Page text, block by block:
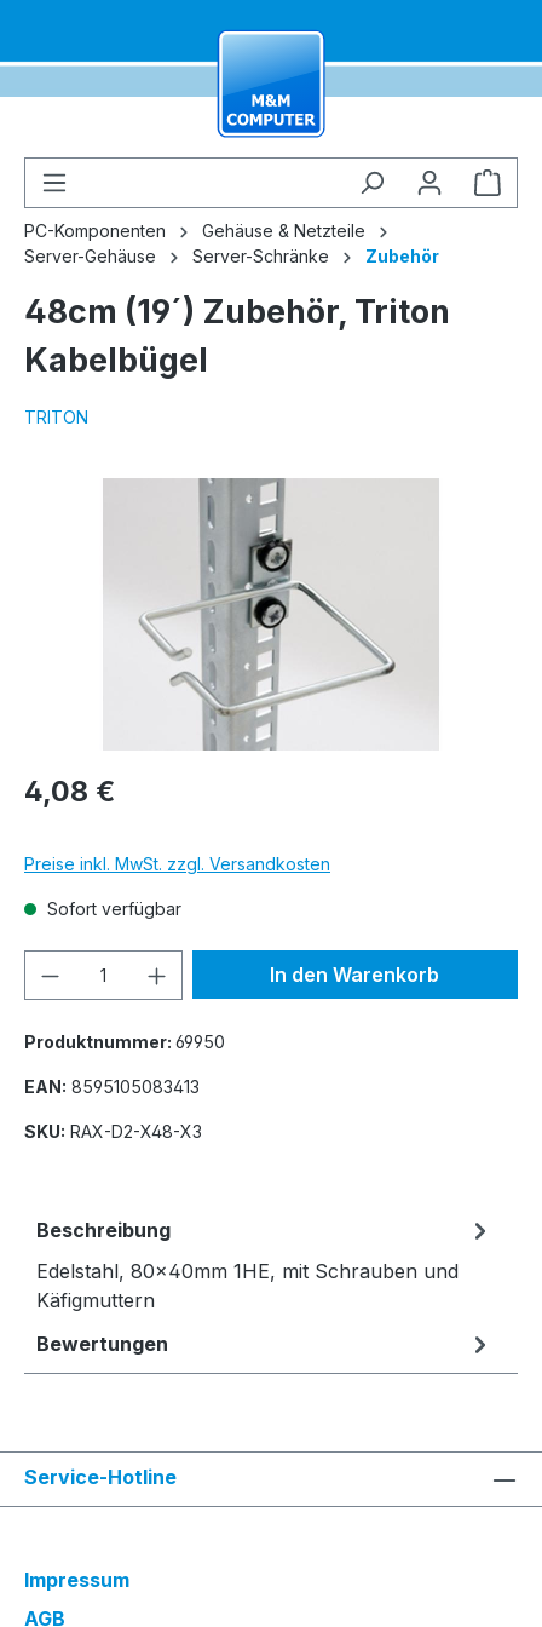
PC-Komponenten
Gehäuse & Netzteile
Server-Gehäuse
Server-Schränke Zubehör
48cm (19´) Zubehör, Triton
Kabelbügel
TRITON
Bildergalerie überspringen
4,08 €
Preise inkl. MwSt. zzgl. Versandkosten
Sofort verfügbar
Produkt Anzahl: Gib denIn den Warenkorb
Produktnummer: 69950
EAN: 8595105083413
SKU: RAX-D2-X48-X3
Beschreibung
Edelstahl, 80x40mm 1HE, mit Schrauben und
Käfigmuttern
Bewertungen
Service-Hotline
Impressum
AGB